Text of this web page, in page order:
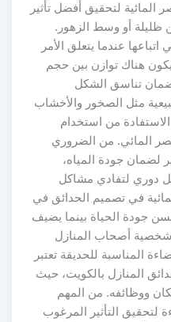
المائية لتحقيق أفضل تأثير
ظليلة أو وسط الزهور.
عندما يتعلق الأمر
هناك توازن بين حجم
تناسق الشكل
مثل الصخور والأخشاب
من استخدام
المائي. من الضروري
لضمان جودة المياه،
دوري لتفادي مشاكل
في تصميم الحدائق في
جودة الحياة بينما يضيف
أصحاب المنازل
المناسبة للحديقة تعتبر
المنازل بالكويت، حيث
ووظائفه. من المهم
لتحقيق التأثير المرغوب